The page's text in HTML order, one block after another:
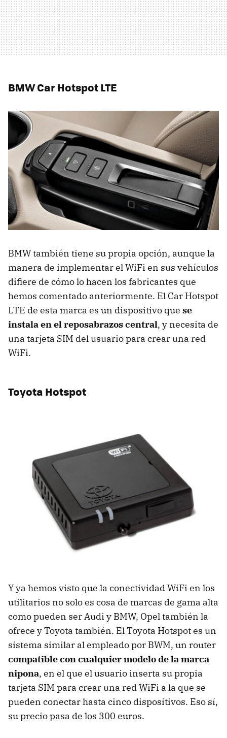
BMW Car Hotspot LTE
BMW también tiene su propia opción, aunque la
manera de implementar el WiFi en sus vehículos
difiere de cómo lo hacen los fabricantes que
hemos comentado anteriormente. El Car Hotspot
LTE de esta marca es un dispositivo que se
instala en el reposabrazos central, y necesita de
una tarjeta SIM del usuario para crear una red
WiFi.
Toyota Hotspot
Y ya hemos visto que la conectividad WiFi en los
utilitarios no solo es cosa de marcas de gama alta
como pueden ser Audi y BMW, Opel también la
ofrece y Toyota también. El Toyota Hotspot es un
sistema similar al empleado por BWM, un router
compatible con cualquier modelo de la marca
nipona, en el que el usuario inserta su propia
tarjeta SIM para crear una red WiFi a la que se
pueden conectar hasta cinco dispositivos. Eso sí,
su precio pasa de los 300 euros.